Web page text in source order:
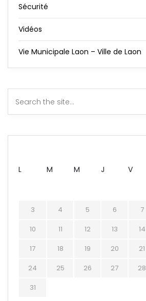
Sécurité
Vidéos
Vie Municipale Laon – Ville de Laon
L
M M J V
3
4 5 6 7
10
11 12 13 14
17
18 19 20 21
24
25 26 27 28
31